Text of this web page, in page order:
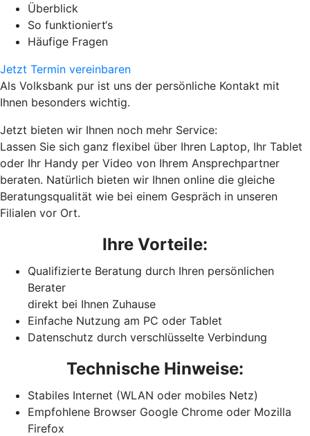
Überblick
So funktioniert‘s
Häufige Fragen
Jetzt Termin vereinbaren
Als Volksbank pur ist uns der persönliche Kontakt mit
Ihnen besonders wichtig.
Jetzt bieten wir Ihnen noch mehr Service:
Lassen Sie sich ganz flexibel über Ihren Laptop, Ihr Tablet
oder Ihr Handy per Video von Ihrem Ansprechpartner
beraten. Natürlich bieten wir Ihnen online die gleiche
Beratungsqualität wie bei einem Gespräch in unseren
Filialen vor Ort.
Ihre Vorteile:
Qualifizierte Beratung durch Ihren persönlichen
Berater
direkt bei Ihnen Zuhause
Einfache Nutzung am PC oder Tablet
Datenschutz durch verschlüsselte Verbindung
Technische Hinweise:
Stabiles Internet (WLAN oder mobiles Netz)
Empfohlene Browser Google Chrome oder Mozilla
Firefox